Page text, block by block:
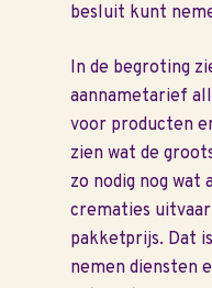
besluit kunt
In de begroting
aannametarief
voor producten
zien wat de
zo nodig nog wat
crematies
pakketprijs. Dat
nemen diensten